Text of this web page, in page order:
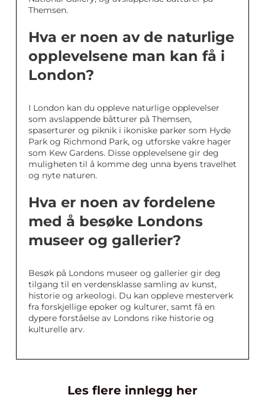
Themsen.
Hva er noen av de naturlige
opplevelsene man kan få i
London?
I London kan du oppleve naturlige opplevelser
som avslappende båtturer på Themsen,
spaserturer og piknik i ikoniske parker som Hyde
Park og Richmond Park, og utforske vakre hager
som Kew Gardens. Disse opplevelsene gir deg
muligheten til å komme deg unna byens travelhet
og nyte naturen.
Hva er noen av fordelene
med å besøke Londons
museer og gallerier?
Besøk på Londons museer og gallerier gir deg
tilgang til en verdensklasse samling av kunst,
historie og arkeologi. Du kan oppleve mesterverk
fra forskjellige epoker og kulturer, samt få en
dypere forståelse av Londons rike historie og
kulturelle arv.
Les flere innlegg her